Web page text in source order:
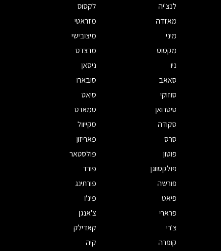
לנצ'יה
לקסוס
מאזדה
מזראטי
מיני
מיצובישי
מקסוס
מרצדס
ניו
ניסאן
סאאב
סובארו
סוזוקי
סיאט
סיטרואן
סמארט
סקודה
סקייוול
סרס
פאריזון
פוטון
פולסטאר
פולקסווגן
פורד
פורשה
פורתינג
פיאט
פיג'ו
פרארי
צ'אנגן
צ'רי
קאדילק
קופרה
קיה